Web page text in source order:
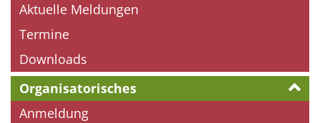
Aktuelle Meldungen
Termine
Downloads
Organisatorisches
Anmeldung